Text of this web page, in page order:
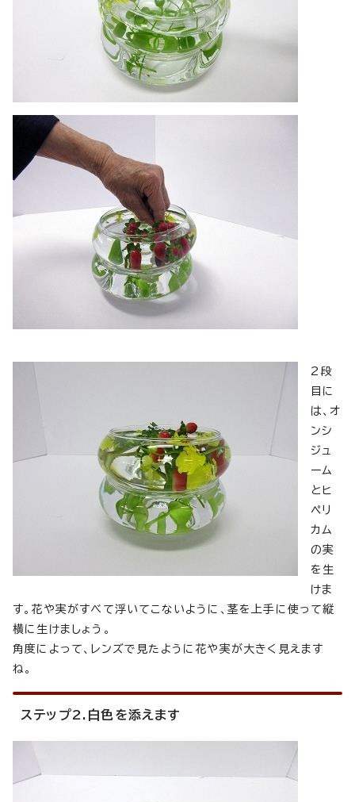
2段
目に
は、オ
ンシ
ジュ
ーム
とヒ
ペリ
カム
の実
を生
けま
す。花や実がすべて浮いてこないように、茎を上手に使って縦
横に生けましょう。
角度によって、レンズで見たように花や実が大きく見えます
ね。
ステップ2.白色を添えます